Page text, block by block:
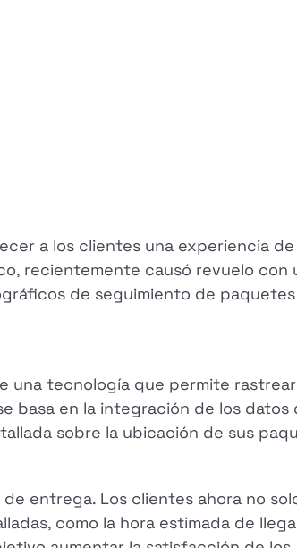
a los clientes una experiencia de
recientemente causó revuelo con
de seguimiento de
una tecnología que permite rastrear
basa en la integración de los datos
sobre la ubicación de sus
entrega. Los clientes ahora no
como la hora estimada de